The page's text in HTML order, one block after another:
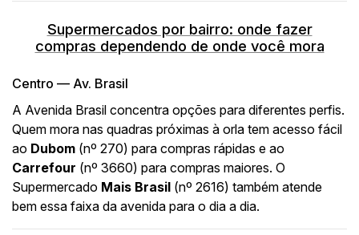
Supermercados por bairro: onde fazer
compras dependendo de onde você mora
Centro — Av. Brasil
A Avenida Brasil concentra opções para diferentes perfis.
Quem mora nas quadras próximas à orla tem acesso fácil
ao Dubom (nº 270) para compras rápidas e ao
Carrefour (nº 3660) para compras maiores. O
Supermercado Mais Brasil (nº 2616) também atende
bem essa faixa da avenida para o dia a dia.